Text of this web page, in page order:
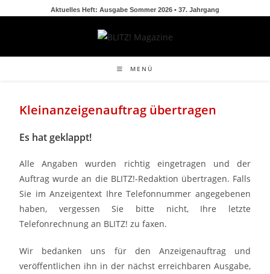
Aktuelles Heft: Ausgabe Sommer 2026 • 37. Jahrgang
MENÜ
Kleinanzeigenauftrag übertragen
Es hat geklappt!
Alle Angaben wurden richtig eingetragen und der
Auftrag wurde an die BLITZ!-Redaktion übertragen. Falls
Sie im Anzeigentext Ihre Telefonnummer angegebenen
haben, vergessen Sie bitte nicht, Ihre letzte
Telefonrechnung an BLITZ! zu faxen.
Wir bedanken uns für den Anzeigenauftrag und
veröffentlichen ihn in der nächst erreichbaren Ausgabe,